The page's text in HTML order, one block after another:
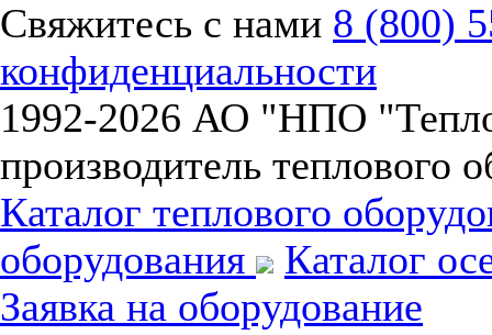
Свяжитесь с нами 8 (800)
конфиденциальности
1992-2026 АО "НПО
производитель теплового
Каталог теплового
оборудования
Каталог
Заявка на оборудование